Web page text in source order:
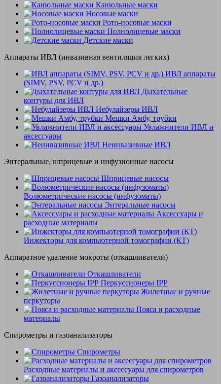
Канюльные маски
Носовые маски
Рото-носовые маски
Полнолицевые маски
Детские маски
Аппараты ИВЛ (инвазивная вентиляция легких)
ИВЛ аппараты
(SIMV, PSV, PCV и др.)
Дыхательные
контуры для ИВЛ
Небулайзеры ИВЛ
Мешки Амбу, трубки
Увлажнители ИВЛ и
аксессуары
Неинвазивные ИВЛ
Энтеральные, шприцевые и инфузионные насосы
Шприцевые насосы
Волюметрические насосы (инфузоматы)
Энтеральные насосы
Аксессуары и
расходные материалы
Инжекторы для компьютерной томографии (КТ)
Аппаратное удаление мокроты (откашливатели)
Откашливатели
Перкуссионеры IPP
Жилетные и ручные
перкуторы
Пояса и расходные
материалы
Спирометры и газоанализаторы
Спирометры
Расходные материалы и аксессуары для спирометров
Газоанализаторы